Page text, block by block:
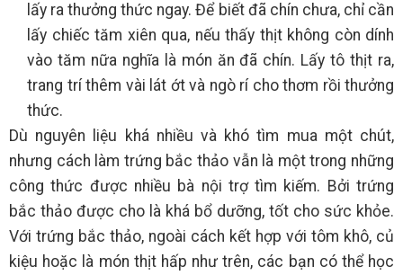
lấy ra thưởng thức ngay. Để biết đã chín chưa, chỉ cần
lấy chiếc tăm xiên qua, nếu thấy thịt không còn dính
vào tăm nữa nghĩa là món ăn đã chín. Lấy tô thịt ra,
trang trí thêm vài lát ớt và ngò rí cho thơm rồi thưởng
thức.
Dù nguyên liệu khá nhiều và khó tìm mua một chút,
nhưng cách làm trứng bắc thảo vẫn là một trong những
công thức được nhiều bà nội trợ tìm kiếm. Bởi trứng
bắc thảo được cho là khá bổ dưỡng, tốt cho sức khỏe.
Với trứng bắc thảo, ngoài cách kết hợp với tôm khô, củ
kiệu hoặc là món thịt hấp như trên, các bạn có thể học